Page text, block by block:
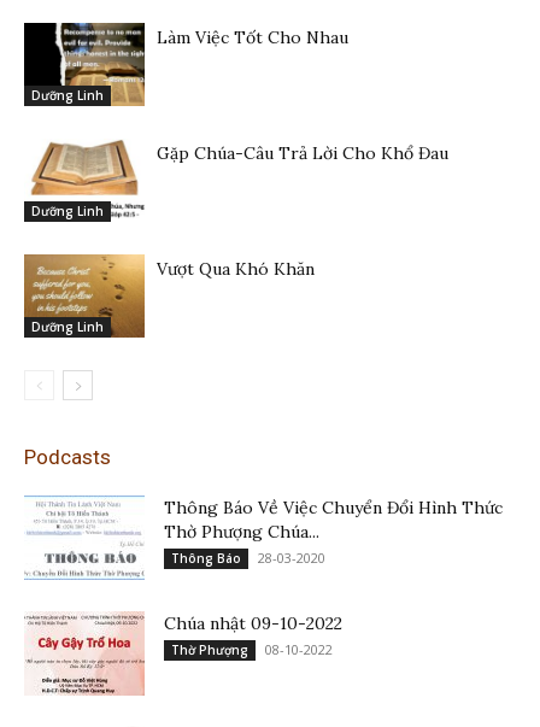
Dưỡng Linh
Làm Việc Tốt Cho Nhau
Dưỡng Linh
Gặp Chúa-Câu Trả Lời Cho Khổ Đau
Dưỡng Linh
Vượt Qua Khó Khăn
Podcasts
Thông Báo Về Việc Chuyển Đổi Hình Thức
Thờ Phượng Chúa...
Thông Báo 28-03-2020
Chúa nhật 09-10-2022
Thờ Phượng 08-10-2022